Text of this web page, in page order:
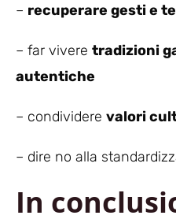
– recuperare gesti e
– far vivere tradizioni
autentiche
– condividere valori
– dire no alla
In